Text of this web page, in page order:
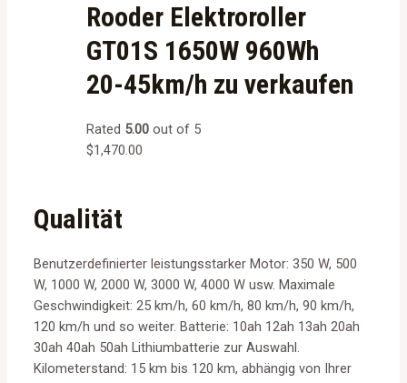
Rooder Elektroroller
GT01S 1650W 960Wh
20-45km/h zu verkaufen
Rated 5.00 out of 5
$1,470.00
Qualität
Benutzerdefinierter leistungsstarker Motor: 350 W, 500
W, 1000 W, 2000 W, 3000 W, 4000 W usw. Maximale
Geschwindigkeit: 25 km/h, 60 km/h, 80 km/h, 90 km/h,
120 km/h und so weiter. Batterie: 10ah 12ah 13ah 20ah
30ah 40ah 50ah Lithiumbatterie zur Auswahl.
Kilometerstand: 15 km bis 120 km, abhängig von Ihrer